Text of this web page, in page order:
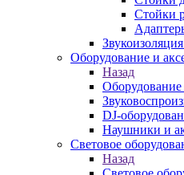
Стойки
Оборудование и
Назад
DJ-
Наушники и
Световое
Назад